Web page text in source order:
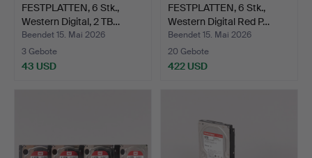
FESTPLATTEN, 6 Stk.,
Western Digital, 2 TB…
Beendet 15. Mai 2026
3 Gebote
43 USD
FESTPLATTEN, 6 Stk.,
Western Digital Red P…
Beendet 15. Mai 2026
20 Gebote
422 USD